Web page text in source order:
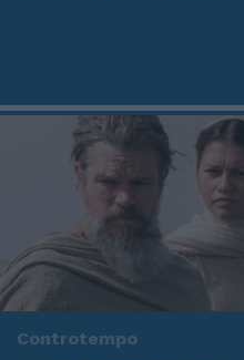
Controtempo